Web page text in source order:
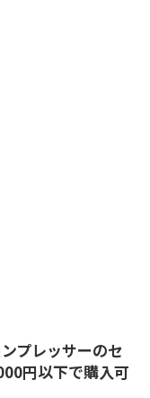
プレッサーのセ
円以下で購入可